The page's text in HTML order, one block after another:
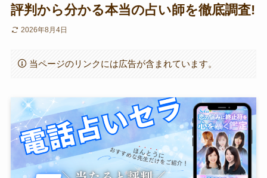
評判から分かる本当の占い師を徹底調査!
2026年8月4日
当ページのリンクには広告が含まれています。